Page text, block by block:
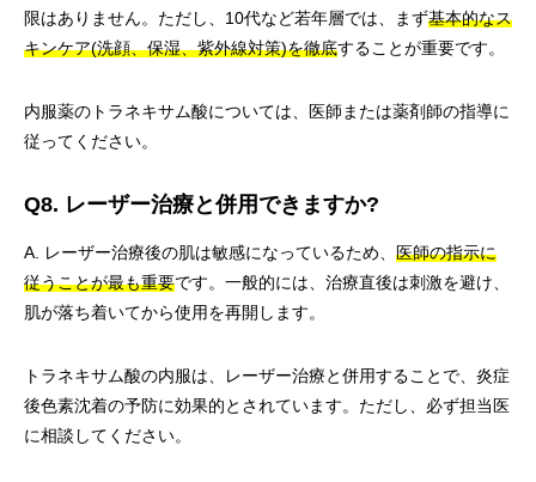
限はありません。ただし、10代など若年層では、まず基本的なス
キンケア(洗顔、保湿、紫外線対策)を徹底することが重要です。
内服薬のトラネキサム酸については、医師または薬剤師の指導に
従ってください。
Q8. レーザー治療と併用できますか?
A. レーザー治療後の肌は敏感になっているため、 医師の指示に
従うことが最も重要です。一般的には、治療直後は刺激を避け、
肌が落ち着いてから使用を再開します。
トラネキサム酸の内服は、レーザー治療と併用することで、炎症
後色素沈着の予防に効果的とされています。ただし、必ず担当医
に相談してください。